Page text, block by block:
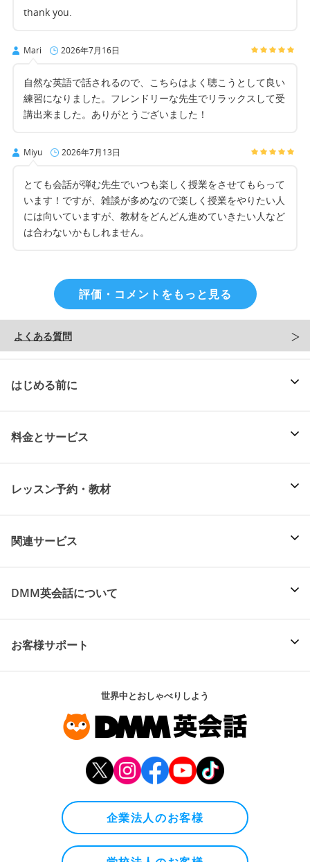
thank you.
Mari 2026年7月16日
自然な英語で話されるので、こちらはよく聴こうとして良い
練習になりました。フレンドリーな先生でリラックスして受
講出来ました。ありがとうございました！
Miyu 2026年7月13日
とても会話が弾む先生でいつも楽しく授業をさせてもらって
います！ですが、雑談が多めなので楽しく授業をやりたい人
には向いていますが、教材をどんどん進めていきたい人など
は合わないかもしれません。
評価・コメントをもっと見る
よくある質問
はじめる前に
料金とサービス
レッスン予約・教材
関連サービス
DMM英会話について
お客様サポート
世界中とおしゃべりしよう
企業法人のお客様